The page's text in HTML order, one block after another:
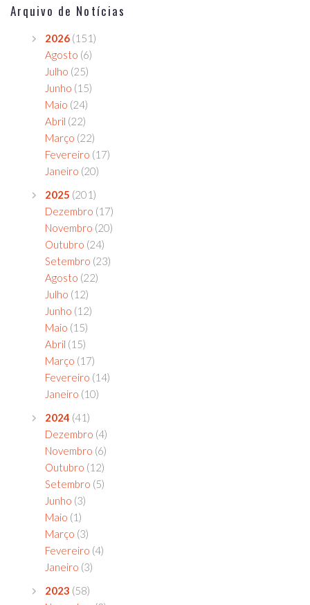
Arquivo de Notícias
2026 (151)
Agosto (6)
Julho (25)
Junho (15)
Maio (24)
Abril (22)
Março (22)
Fevereiro (17)
Janeiro (20)
2025 (201)
Dezembro (17)
Novembro (20)
Outubro (24)
Setembro (23)
Agosto (22)
Julho (12)
Junho (12)
Maio (15)
Abril (15)
Março (17)
Fevereiro (14)
Janeiro (10)
2024 (41)
Dezembro (4)
Novembro (6)
Outubro (12)
Setembro (5)
Junho (3)
Maio (1)
Março (3)
Fevereiro (4)
Janeiro (3)
2023 (58)